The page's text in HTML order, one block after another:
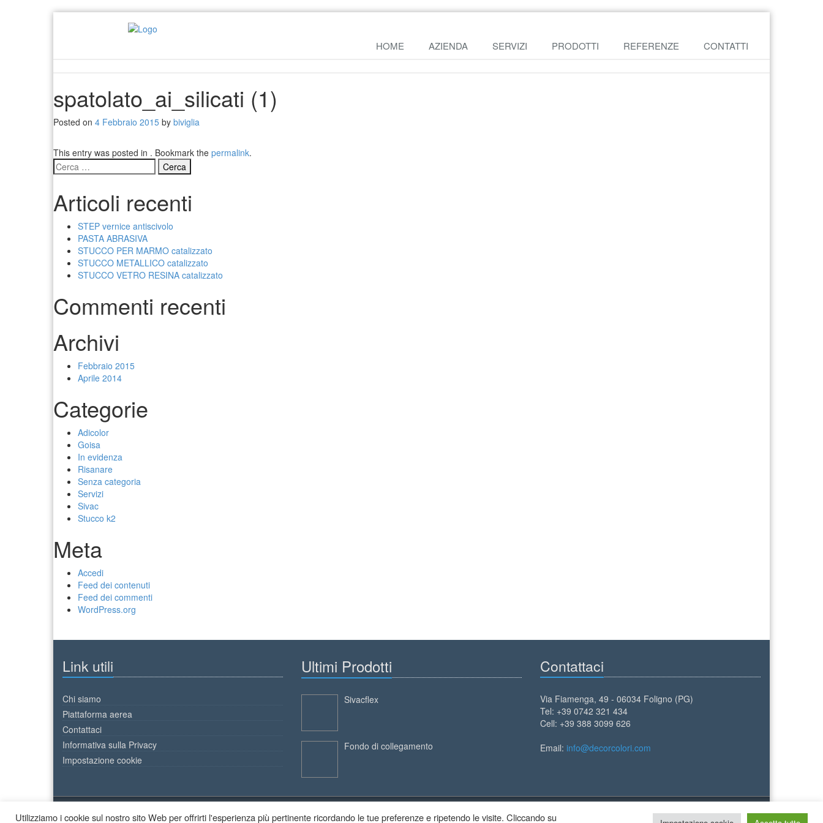
HOME AZIENDA SERVIZI PRODOTTI REFERENZE CONTATTI
spatolato_ai_silicati (1)
Posted on 4 Febbraio 2015 by biviglia
This entry was posted in . Bookmark the permalink.
Ricerca
per:
Articoli recenti
STEP vernice antiscivolo
PASTA ABRASIVA
STUCCO PER MARMO catalizzato
STUCCO METALLICO catalizzato
STUCCO VETRO RESINA catalizzato
Commenti recenti
Archivi
Febbraio 2015
Aprile 2014
Categorie
Adicolor
Goisa
In evidenza
Risanare
Senza categoria
Servizi
Sivac
Stucco k2
Meta
Accedi
Feed dei contenuti
Feed dei commenti
WordPress.org
Link utili
Chi siamo
Piattaforma aerea
Contattaci
Informativa sulla Privacy
Impostazione cookie
Ultimi Prodotti
Sivacflex
Fondo di collegamento
Contattaci
Via Fiamenga, 49 - 06034 Foligno (PG)
Tel: +39 0742 321 434
Cell: +39 388 3099 626
Email: info@decorcolori.com
2026 © Decor Colori - All Rights Reserved.
Utilizziamo i cookie sul nostro sito Web per offrirti l'esperienza più pertinente ricordando le tue preferenze e ripetendo le visite. Cliccando su